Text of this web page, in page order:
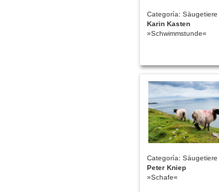
Categoría: Säugetiere
Karin Kasten
»Schwimmstunde«
Categoría: Säugetiere
Peter Kniep
»Schafe«